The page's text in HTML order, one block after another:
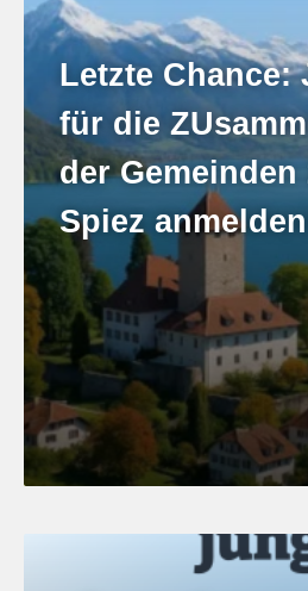
Letzte Chance:
für die
der Gemeinden
Spiez